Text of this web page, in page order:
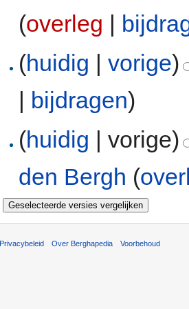
(overleg |
(huidig |vorige)
| bijdragen)
(huidig | vorige)
den Bergh (
Privacybeleid Over Berghapedia Voorbehoud